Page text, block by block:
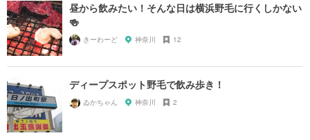
昼から飲みたい！そんな日は横浜野毛に行くしかない
🍻
きーわーど 神奈川 12
ディープスポット野毛で飲み歩き！
ゐかちゃん 神奈川 2